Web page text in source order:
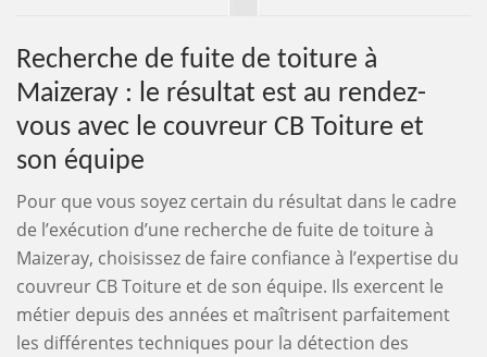
Recherche de fuite de toiture à
Maizeray : le résultat est au rendez-
vous avec le couvreur CB Toiture et
son équipe
Pour que vous soyez certain du résultat dans le cadre
de l’exécution d’une recherche de fuite de toiture à
Maizeray, choisissez de faire confiance à l’expertise du
couvreur CB Toiture et de son équipe. Ils exercent le
métier depuis des années et maîtrisent parfaitement
les différentes techniques pour la détection des